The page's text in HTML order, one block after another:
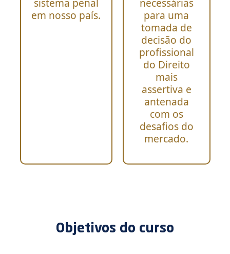
sistema penal
em nosso país.
necessárias
para uma
tomada de
decisão do
profissional
do Direito
mais
assertiva e
antenada
com os
desafios do
mercado.
Objetivos do curso